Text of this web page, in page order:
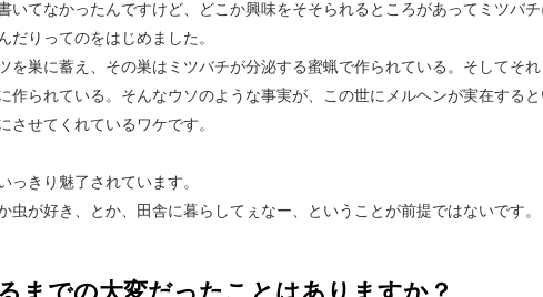
いてなかったんですけど、どこか興味をそそられるところがあってミツバチ
だりってのをはじめました。
を巣に蓄え、その巣はミツバチが分泌する蜜蝋で作られている。そしてそ
作られている。そんなウソのような事実が、この世にメルヘンが実在すると
させてくれているワケです。
っきり魅了されています。
虫が好き、とか、田舎に暮らしてぇなー、ということが前提ではないです。